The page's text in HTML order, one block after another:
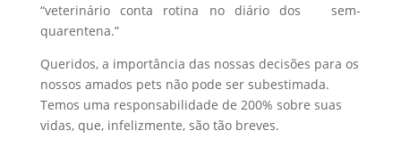
“veterinário conta rotina no diário dos sem-
quarentena.”
Queridos, a importância das nossas decisões para os
nossos amados pets não pode ser subestimada.
Temos uma responsabilidade de 200% sobre suas
vidas, que, infelizmente, são tão breves.